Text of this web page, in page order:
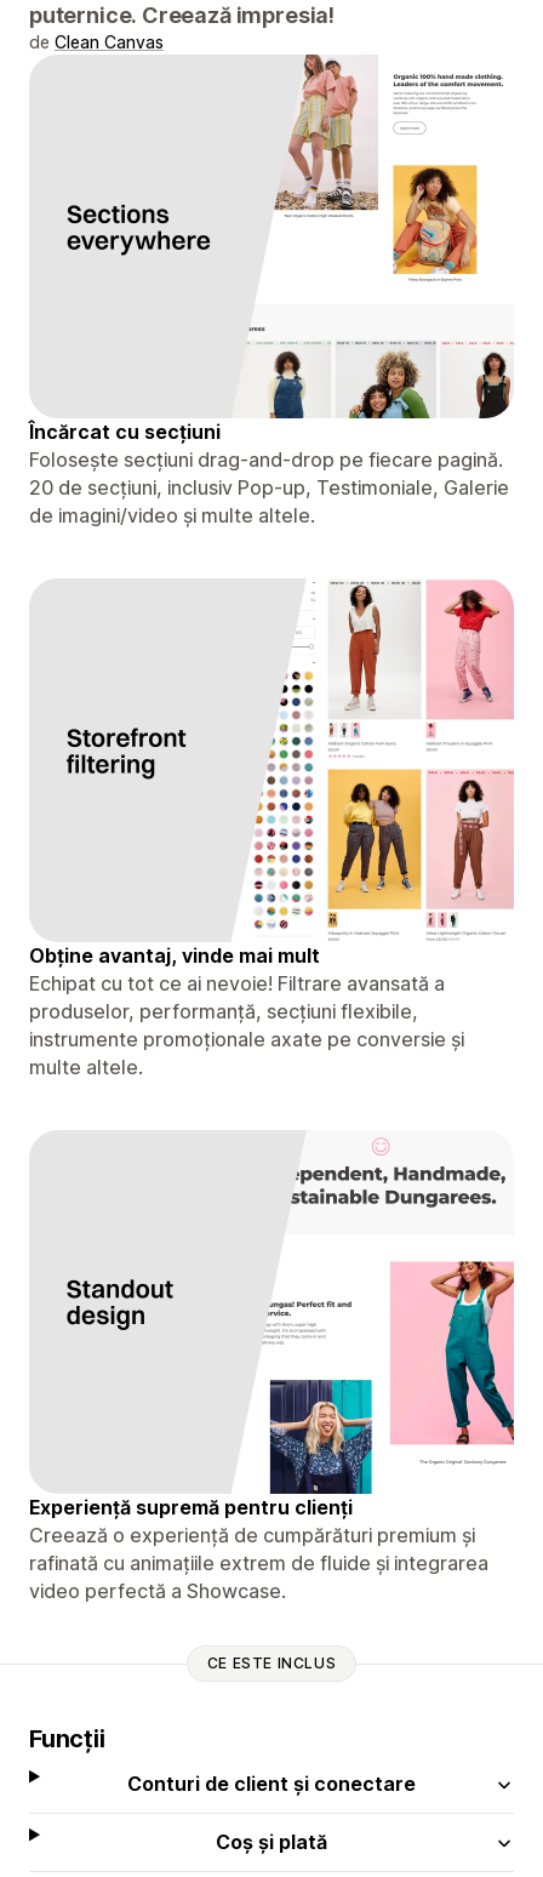
puternice. Creează impresia!
de Clean Canvas
Încărcat cu secțiuni
Folosește secțiuni drag-and-drop pe fiecare pagină.
20 de secțiuni, inclusiv Pop-up, Testimoniale, Galerie
de imagini/video și multe altele.
Obține avantaj, vinde mai mult
Echipat cu tot ce ai nevoie! Filtrare avansată a
produselor, performanță, secțiuni flexibile,
instrumente promoționale axate pe conversie și
multe altele.
Experiență supremă pentru clienți
Creează o experiență de cumpărături premium și
rafinată cu animațiile extrem de fluide și integrarea
video perfectă a Showcase.
CE ESTE INCLUS
Funcții
Conturi de client și conectare
Coș și plată